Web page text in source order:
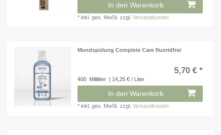
In den Warenkorb
*inkl. ges. MwSt. zzgl.Versandkosten
Mundspülung Complete Care fluoridfrei
5,70 € *
400 Milliliter | 14,25 € / Liter
In den Warenkorb
*inkl. ges. MwSt. zzgl.Versandkosten